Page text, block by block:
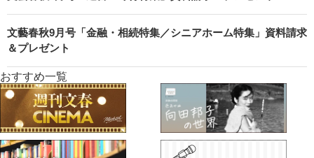
文藝春秋9月号「金融・相続特集／シニアホーム特集」資料請求
＆プレゼント
おすすめ一覧